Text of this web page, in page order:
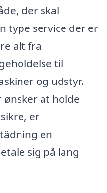
der skal
type service der er
alt fra
til
og udstyr.
ønsker at holde
er
en
sig på lang